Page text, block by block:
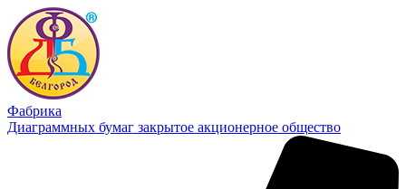
Фабрика
Диаграммных бумаг закрытое акционерное общество